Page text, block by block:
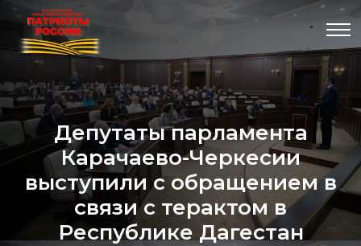
Депутаты парламента
Карачаево-Черкесии
выступили с обращением в
связи с терактом в
Республике Дагестан